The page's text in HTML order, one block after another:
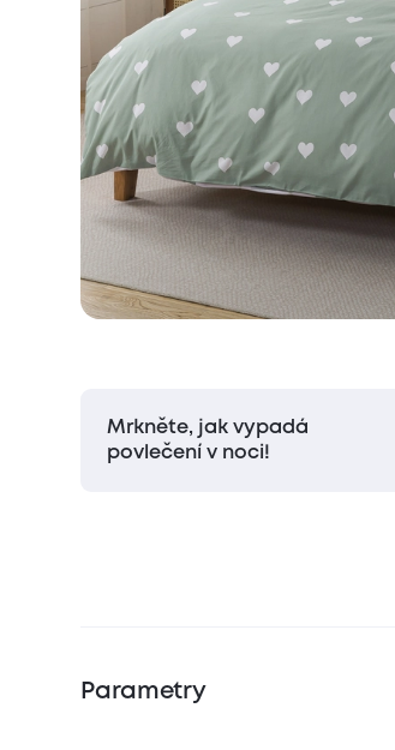
Mrkněte, jak vypadá
povlečení v noci!
Parametry